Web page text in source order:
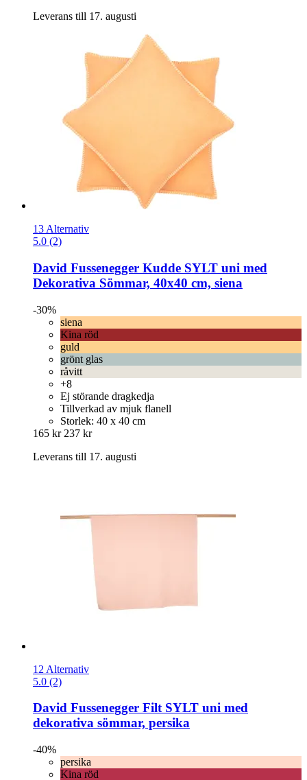
Leverans till 17. augusti
13 Alternativ
5.0 (2)
David Fussenegger Kudde SYLT uni med
Dekorativa Sömmar, 40x40 cm, siena
-30%
siena
Kina röd
guld
grönt glas
råvitt
+8
Ej störande dragkedja
Tillverkad av mjuk flanell
Storlek: 40 x 40 cm
165 kr 237 kr
Leverans till 17. augusti
12 Alternativ
5.0 (2)
David Fussenegger Filt SYLT uni med
dekorativa sömmar, persika
-40%
persika
Kina röd